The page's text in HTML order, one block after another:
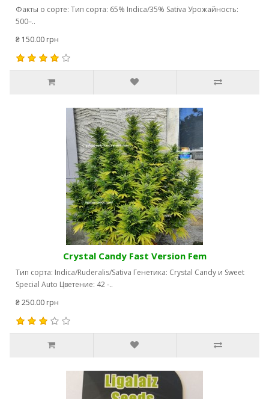
Факты о сорте: Тип сорта: 65% Indica/35% Sativa Урожайность:
500–..
₴ 150.00 грн
Crystal Candy Fast Version Fem
Тип сорта: Indica/Ruderalis/Sativa Генетика: Crystal Candy и Sweet
Special Auto Цветение: 42 -..
₴ 250.00 грн